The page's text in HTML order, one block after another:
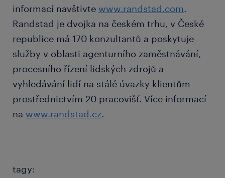
informací navštivte www.randstad.com.
Randstad je dvojka na českém trhu, v České
republice má 170 konzultantů a poskytuje
služby v oblasti agenturního zaměstnávání,
procesního řízení lidských zdrojů a
vyhledávání lidí na stálé úvazky klientům
prostřednictvím 20 pracovišť. Více informací
na www.randstad.cz.
tagy: